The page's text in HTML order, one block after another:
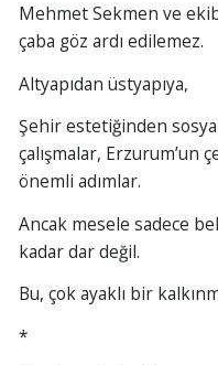
Mehmet Sekmen ve
çaba göz ardı edilemez.
Altyapıdan üstyapıya,
Şehir estetiğinden
çalışmalar, Erzurum’un
önemli adımlar.
Ancak mesele sadece
kadar dar değil.
Bu, çok ayaklı bir
*